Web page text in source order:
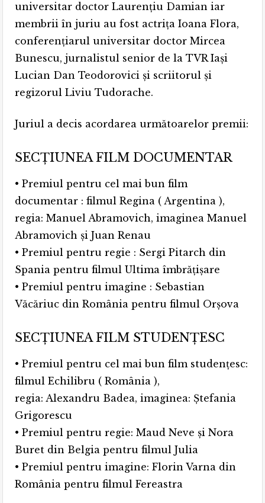
universitar doctor Laurenţiu Damian iar
membrii în juriu au fost actrița Ioana Flora,
conferențiarul universitar doctor Mircea
Bunescu, jurnalistul senior de la TVR Iași
Lucian Dan Teodorovici și scriitorul și
regizorul Liviu Tudorache.
Juriul a decis acordarea următoarelor premii:
SECŢIUNEA FILM DOCUMENTAR
• Premiul pentru cel mai bun film
documentar : filmul Regina ( Argentina ),
regia: Manuel Abramovich, imaginea Manuel
Abramovich și Juan Renau
• Premiul pentru regie : Sergi Pitarch din
Spania pentru filmul Ultima îmbrăţişare
• Premiul pentru imagine : Sebastian
Văcăriuc din România pentru filmul Orşova
SECŢIUNEA FILM STUDENŢESC
• Premiul pentru cel mai bun film studenţesc:
filmul Echilibru ( România ),
regia: Alexandru Badea, imaginea: Ştefania
Grigorescu
• Premiul pentru regie: Maud Neve și Nora
Buret din Belgia pentru filmul Julia
• Premiul pentru imagine: Florin Varna din
România pentru filmul Fereastra